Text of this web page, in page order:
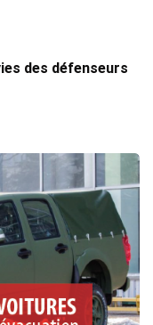
des défenseurs